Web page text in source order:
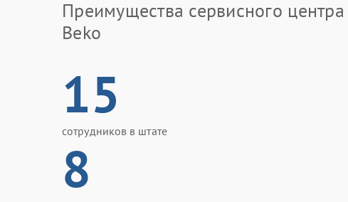
Преимущества сервисного центра
Beko
15
сотрудников в штате
8